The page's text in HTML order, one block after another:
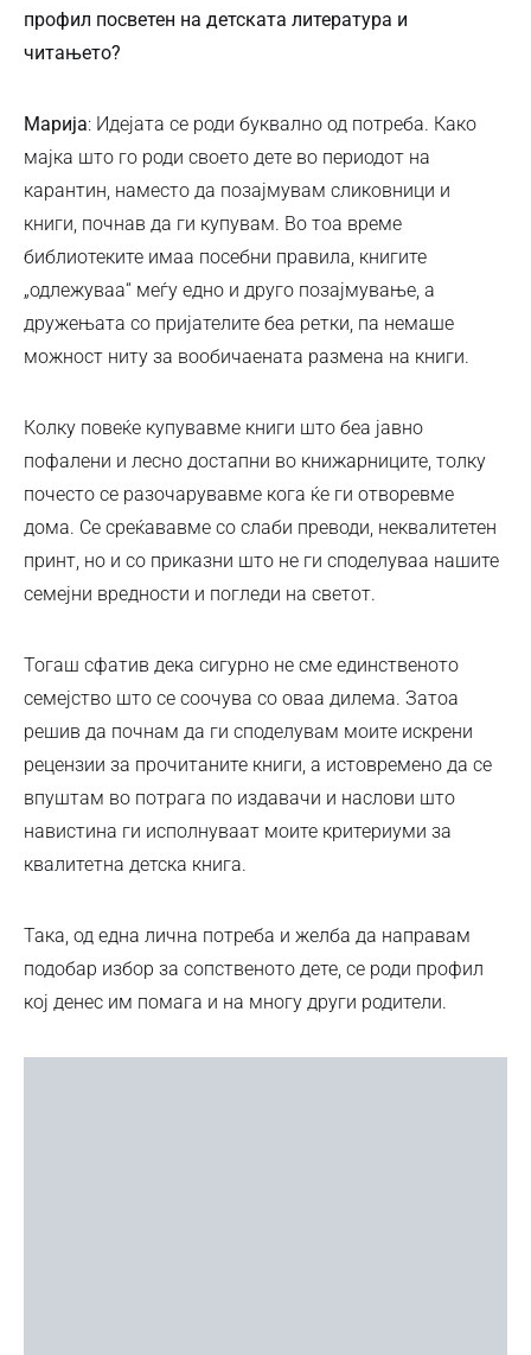
профил посветен на детската литература и
читањето?
Марија: Идејата се роди буквално од потреба. Како
мајка што го роди своето дете во периодот на
карантин, наместо да позајмувам сликовници и
книги, почнав да ги купувам. Во тоа време
библиотеките имаа посебни правила, книгите
„одлежуваа“ меѓу едно и друго позајмување, а
дружењата со пријателите беа ретки, па немаше
можност ниту за вообичаената размена на книги.
Колку повеќе купувавме книги што беа јавно
пофалени и лесно достапни во книжарниците, толку
почесто се разочарувавме кога ќе ги отворевме
дома. Се среќававме со слаби преводи, неквалитетен
принт, но и со приказни што не ги споделуваа нашите
семејни вредности и погледи на светот.
Тогаш сфатив дека сигурно не сме единственото
семејство што се соочува со оваа дилема. Затоа
решив да почнам да ги споделувам моите искрени
рецензии за прочитаните книги, а истовремено да се
впуштам во потрага по издавачи и наслови што
навистина ги исполнуваат моите критериуми за
квалитетна детска книга.
Така, од една лична потреба и желба да направам
подобар избор за сопственото дете, се роди профил
кој денес им помага и на многу други родители.